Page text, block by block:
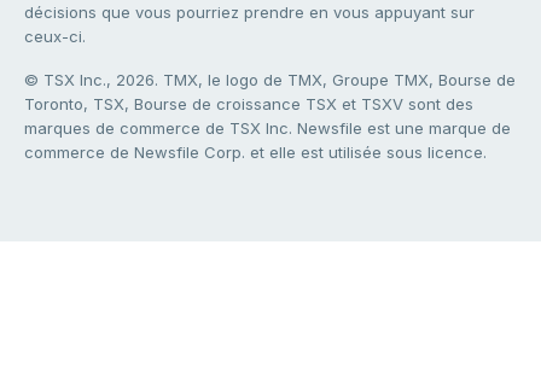
décisions que vous pourriez prendre en vous appuyant sur
ceux-ci.
© TSX Inc., 2026. TMX, le logo de TMX, Groupe TMX, Bourse de
Toronto, TSX, Bourse de croissance TSX et TSXV sont des
marques de commerce de TSX Inc. Newsfile est une marque de
commerce de Newsfile Corp. et elle est utilisée sous licence.